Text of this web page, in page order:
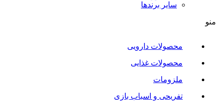
سایر برند‌ها
منو
محصولات دارویی
محصولات غذایی
ملزومات
تفریحی و اسباب بازی